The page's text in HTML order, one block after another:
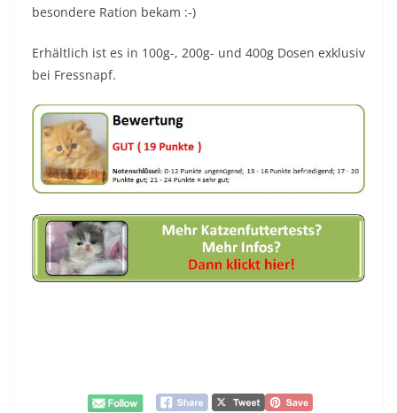
besondere Ration bekam :-)
Erhältlich ist es in 100g-, 200g- und 400g Dosen exklusiv
bei Fressnapf.